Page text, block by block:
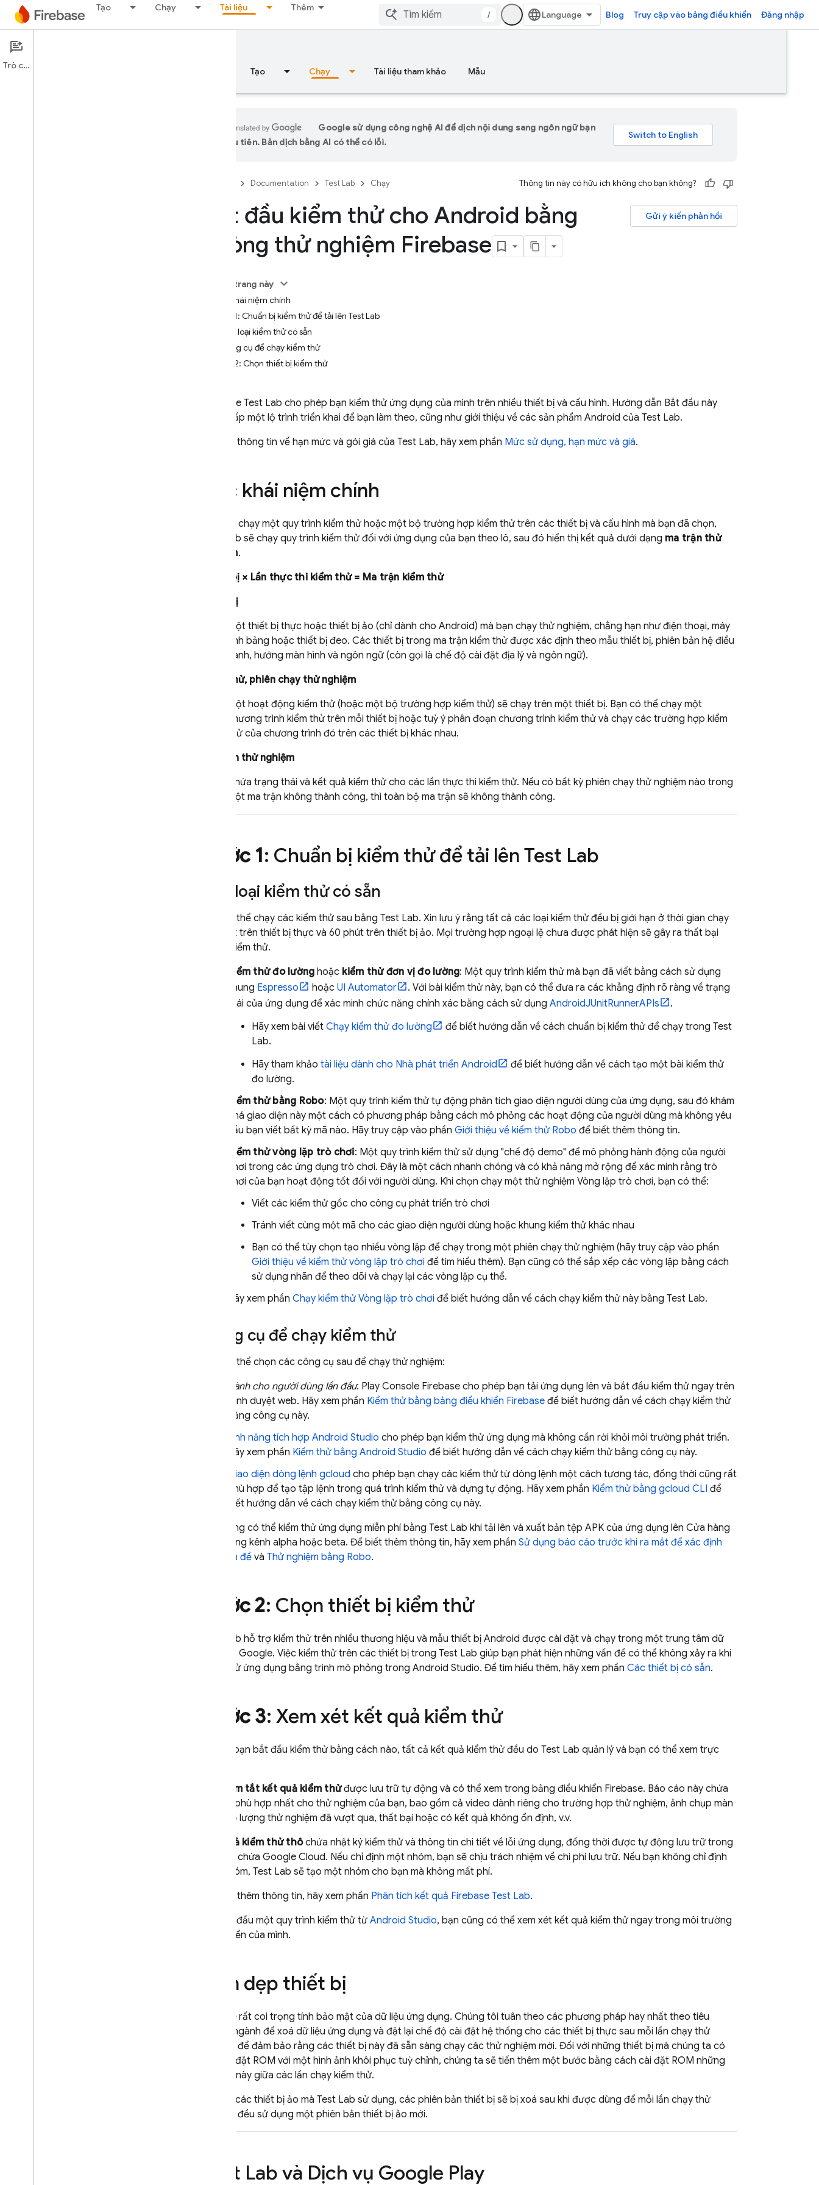
Tạo Chạy Tài liệu Thêm
/ Blog Truy cập vào bảng điều khiển Đăng nhập
Documentation
Tổng quan Tạo Chạy Tài liệu tham khảo Mẫu
Google sử dụng công nghệ AI để dịch nội dung sang ngôn ngữ bạn
ưu tiên. Bản dịch bằng AI có thể có lỗi.
Documentation Test Lab Chạy Thông tin này có hữu ích không cho bạn không?
Gửi ý kiến phản hồi
Bắt đầu kiểm thử cho Android bằng
Phòng thử nghiệm Firebase
Trên trang này
Các khái niệm chính
Bước 1: Chuẩn bị kiểm thử để tải lên Test Lab
Các loại kiểm thử có sẵn
Công cụ để chạy kiểm thử
Bước 2: Chọn thiết bị kiểm thử
Firebase Test Lab cho phép bạn kiểm thử ứng dụng của mình trên nhiều thiết bị và cấu hình. Hướng dẫn Bắt đầu này
cung cấp một lộ trình triển khai để bạn làm theo, cũng như giới thiệu về các sản phẩm Android của Test Lab.
Để biết thông tin về hạn mức và gói giá của Test Lab, hãy xem phần Mức sử dụng, hạn mức và giá.
Các khái niệm chính
Khi bạn chạy một quy trình kiểm thử hoặc một bộ trường hợp kiểm thử trên các thiết bị và cấu hình mà bạn đã chọn,
Test Lab sẽ chạy quy trình kiểm thử đối với ứng dụng của bạn theo lô, sau đó hiển thị kết quả dưới dạng ma trận thử
nghiệm.
Thiết bị × Lần thực thi kiểm thử = Ma trận kiểm thử
Thiết bị
Một thiết bị thực hoặc thiết bị ảo (chỉ dành cho Android) mà bạn chạy thử nghiệm, chẳng hạn như điện thoại, máy
tính bảng hoặc thiết bị đeo. Các thiết bị trong ma trận kiểm thử được xác định theo mẫu thiết bị, phiên bản hệ điều
hành, hướng màn hình và ngôn ngữ (còn gọi là chế độ cài đặt địa lý và ngôn ngữ).
Kiểm thử, phiên chạy thử nghiệm
Một hoạt động kiểm thử (hoặc một bộ trường hợp kiểm thử) sẽ chạy trên một thiết bị. Bạn có thể chạy một
chương trình kiểm thử trên mỗi thiết bị hoặc tuỳ ý phân đoạn chương trình kiểm thử và chạy các trường hợp kiểm
thử của chương trình đó trên các thiết bị khác nhau.
Ma trận thử nghiệm
Chứa trạng thái và kết quả kiểm thử cho các lần thực thi kiểm thử. Nếu có bất kỳ phiên chạy thử nghiệm nào trong
một ma trận không thành công, thì toàn bộ ma trận sẽ không thành công.
Bước 1: Chuẩn bị kiểm thử để tải lên Test Lab
Các loại kiểm thử có sẵn
Bạn có thể chạy các kiểm thử sau bằng Test Lab. Xin lưu ý rằng tất cả các loại kiểm thử đều bị giới hạn ở thời gian chạy
45 phút trên thiết bị thực và 60 phút trên thiết bị ảo. Mọi trường hợp ngoại lệ chưa được phát hiện sẽ gây ra thất bại
trong kiểm thử.
Kiểm thử đo lường hoặc kiểm thử đơn vị đo lường: Một quy trình kiểm thử mà bạn đã viết bằng cách sử dụng
khung Espresso hoặc UI Automator
. Với bài kiểm thử này, bạn có thể đưa ra các khẳng định rõ ràng về trạng
thái của ứng dụng để xác minh chức năng chính xác bằng cách sử dụng AndroidJUnitRunnerAPIs
.
Hãy xem bài viết Chạy kiểm thử đo lường để biết hướng dẫn về cách chuẩn bị kiểm thử để chạy trong Test
Lab.
Hãy tham khảo tài liệu dành cho Nhà phát triển Android
để biết hướng dẫn về cách tạo một bài kiểm thử
đo lường.
Kiểm thử bằng Robo: Một quy trình kiểm thử tự động phân tích giao diện người dùng của ứng dụng, sau đó khám
phá giao diện này một cách có phương pháp bằng cách mô phỏng các hoạt động của người dùng mà không yêu
cầu bạn viết bất kỳ mã nào. Hãy truy cập vào phần Giới thiệu về kiểm thử Robo để biết thêm thông tin.
Kiểm thử vòng lặp trò chơi: Một quy trình kiểm thử sử dụng "chế độ demo" để mô phỏng hành động của người
chơi trong các ứng dụng trò chơi. Đây là một cách nhanh chóng và có khả năng mở rộng để xác minh rằng trò
chơi của bạn hoạt động tốt đối với người dùng. Khi chọn chạy một thử nghiệm Vòng lặp trò chơi, bạn có thể:
Viết các kiểm thử gốc cho công cụ phát triển trò chơi
Tránh viết cùng một mã cho các giao diện người dùng hoặc khung kiểm thử khác nhau
Bạn có thể tùy chọn tạo nhiều vòng lặp để chạy trong một phiên chạy thử nghiệm (hãy truy cập vào phần
Giới thiệu về kiểm thử vòng lặp trò chơi để tìm hiểu thêm). Bạn cũng có thể sắp xếp các vòng lặp bằng cách
sử dụng nhãn để theo dõi và chạy lại các vòng lặp cụ thể.
Hãy xem phần Chạy kiểm thử Vòng lặp trò chơi để biết hướng dẫn về cách chạy kiểm thử này bằng Test Lab.
Công cụ để chạy kiểm thử
Bạn có thể chọn các công cụ sau để chạy thử nghiệm:
Dành cho người dùng lần đầu: Play Console Firebase cho phép bạn tải ứng dụng lên và bắt đầu kiểm thử ngay trên
trình duyệt web. Hãy xem phần Kiểm thử bằng bảng điều khiển Firebase để biết hướng dẫn về cách chạy kiểm thử
bằng công cụ này.
Tính năng tích hợp Android Studio cho phép bạn kiểm thử ứng dụng mà không cần rời khỏi môi trường phát triển.
Hãy xem phần Kiểm thử bằng Android Studio để biết hướng dẫn về cách chạy kiểm thử bằng công cụ này.
Giao diện dòng lệnh gcloud cho phép bạn chạy các kiểm thử từ dòng lệnh một cách tương tác, đồng thời cũng rất
phù hợp để tạo tập lệnh trong quá trình kiểm thử và dựng tự động. Hãy xem phần Kiểm thử bằng gcloud CLI để
biết hướng dẫn về cách chạy kiểm thử bằng công cụ này.
Bạn cũng có thể kiểm thử ứng dụng miễn phí bằng Test Lab khi tải lên và xuất bản tệp APK của ứng dụng lên Cửa hàng
Play bằng kênh alpha hoặc beta. Để biết thêm thông tin, hãy xem phần Sử dụng báo cáo trước khi ra mắt để xác định
các vấn đề và Thử nghiệm bằng Robo.
Bước 2: Chọn thiết bị kiểm thử
Test Lab hỗ trợ kiểm thử trên nhiều thương hiệu và mẫu thiết bị Android được cài đặt và chạy trong một trung tâm dữ
liệu của Google. Việc kiểm thử trên các thiết bị trong Test Lab giúp bạn phát hiện những vấn đề có thể không xảy ra khi
kiểm thử ứng dụng bằng trình mô phỏng trong Android Studio. Để tìm hiểu thêm, hãy xem phần Các thiết bị có sẵn.
Bước 3: Xem xét kết quả kiểm thử
Bất kể bạn bắt đầu kiểm thử bằng cách nào, tất cả kết quả kiểm thử đều do Test Lab quản lý và bạn có thể xem trực
Bản tóm tắt kết quả kiểm thửđược lưu trữ tự động và có thể xem trong bảng điều khiển Firebase. Báo cáo này chứa
dữ liệu phù hợp nhất cho thử nghiệm của bạn, bao gồm cả video dành riêng cho trường hợp thử nghiệm, ảnh chụp màn
hình, số lượng thử nghiệm đã vượt qua, thất bại hoặc có kết quả không ổn định, v.v.
Kết quả kiểm thử thôchứa nhật ký kiểm thử và thông tin chi tiết về lỗi ứng dụng, đồng thời được tự động lưu trữ trong
một bộ chứa Google Cloud. Nếu chỉ định một nhóm, bạn sẽ chịu trách nhiệm về chi phí lưu trữ. Nếu bạn không chỉ định
một nhóm, Test Lab sẽ tạo một nhóm cho bạn mà không mất phí.
Để biết thêm thông tin, hãy xem phần Phân tích kết quả Firebase Test Lab.
Khi bắt đầu một quy trình kiểm thử từ Android Studio, bạn cũng có thể xem xét kết quả kiểm thử ngay trong môi trường
phát triển của mình.
Dọn dẹp thiết bị
Google rất coi trọng tính bảo mật của dữ liệu ứng dụng. Chúng tôi tuân theo các phương pháp hay nhất theo tiêu
chuẩn ngành để xoá dữ liệu ứng dụng và đặt lại chế độ cài đặt hệ thống cho các thiết bị thực sau mỗi lần chạy thử
nghiệm để đảm bảo rằng các thiết bị này đã sẵn sàng chạy các thử nghiệm mới. Đối với những thiết bị mà chúng ta có
thể cài đặt ROM với một hình ảnh khôi phục tuỳ chỉnh, chúng ta sẽ tiến thêm một bước bằng cách cài đặt ROM những
thiết bị này giữa các lần chạy kiểm thử.
Đối với các thiết bị ảo mà Test Lab sử dụng, các phiên bản thiết bị sẽ bị xoá sau khi được dùng để mỗi lần chạy thử
nghiệm đều sử dụng một phiên bản thiết bị ảo mới.
Test Lab và Dịch vụ Google Play
Trò chuyện